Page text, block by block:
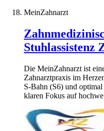
MeinZahnarzt
Stuhlassistenz
Die MeinZahnarzt ist
Zahnarztpraxis im
S-Bahn (S6) und
klaren Fokus auf